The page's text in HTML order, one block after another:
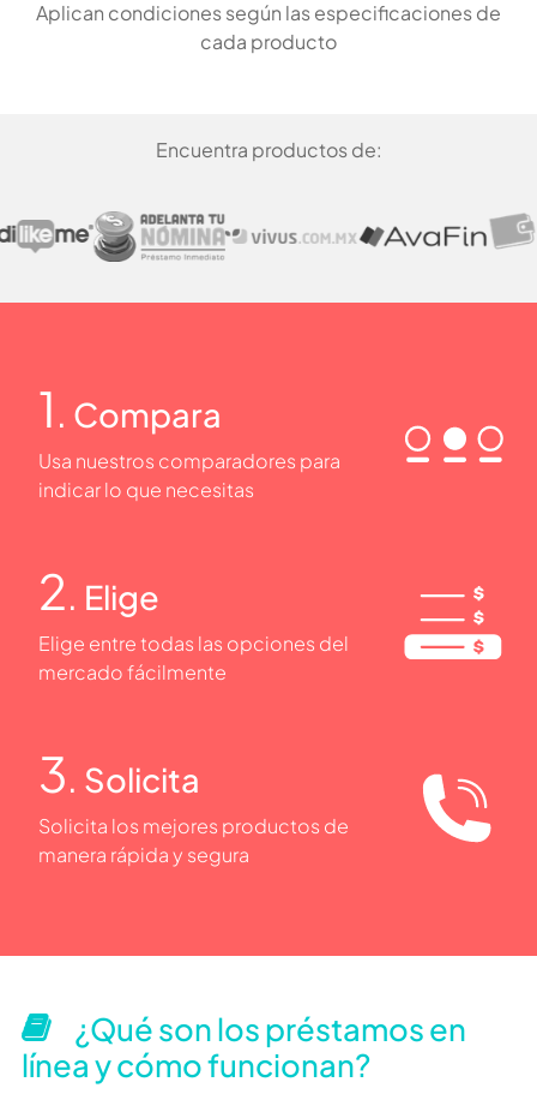
Aplican condiciones según las especificaciones de
cada producto
Encuentra productos de:
1 . Compara
Usa nuestros comparadores para
indicar lo que necesitas
2. Elige
Elige entre todas las opciones del
mercado fácilmente
3. Solicita
Solicita los mejores productos de
manera rápida y segura
¿Qué son los préstamos en
línea y cómo funcionan?